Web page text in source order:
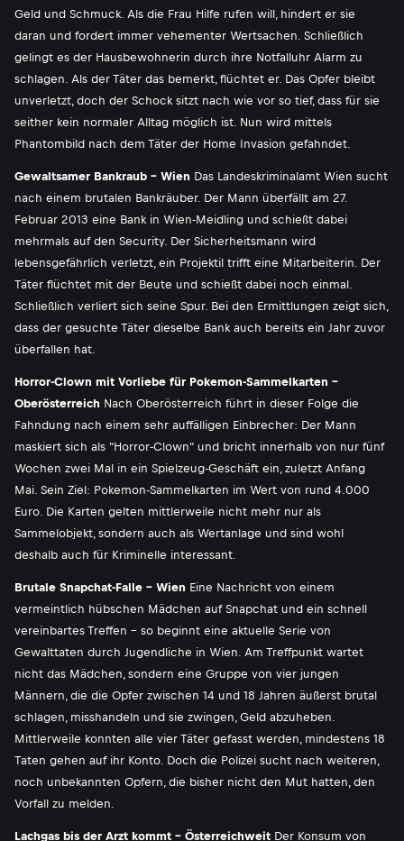
Geld und Schmuck. Als die Frau Hilfe rufen will, hindert er sie
daran und fordert immer vehementer Wertsachen. Schließlich
gelingt es der Hausbewohnerin durch ihre Notfalluhr Alarm zu
schlagen. Als der Täter das bemerkt, flüchtet er. Das Opfer bleibt
unverletzt, doch der Schock sitzt nach wie vor so tief, dass für sie
seither kein normaler Alltag möglich ist. Nun wird mittels
Phantombild nach dem Täter der Home Invasion gefahndet.
Gewaltsamer Bankraub - Wien Das Landeskriminalamt Wien sucht
nach einem brutalen Bankräuber. Der Mann überfällt am 27.
Februar 2013 eine Bank in Wien-Meidling und schießt dabei
mehrmals auf den Security. Der Sicherheitsmann wird
lebensgefährlich verletzt, ein Projektil trifft eine Mitarbeiterin. Der
Täter flüchtet mit der Beute und schießt dabei noch einmal.
Schließlich verliert sich seine Spur. Bei den Ermittlungen zeigt sich,
dass der gesuchte Täter dieselbe Bank auch bereits ein Jahr zuvor
überfallen hat.
Horror-Clown mit Vorliebe für Pokemon-Sammelkarten -
Oberösterreich Nach Oberösterreich führt in dieser Folge die
Fahndung nach einem sehr auffälligen Einbrecher: Der Mann
maskiert sich als "Horror-Clown" und bricht innerhalb von nur fünf
Wochen zwei Mal in ein Spielzeug-Geschäft ein, zuletzt Anfang
Mai. Sein Ziel: Pokemon-Sammelkarten im Wert von rund 4.000
Euro. Die Karten gelten mittlerweile nicht mehr nur als
Sammelobjekt, sondern auch als Wertanlage und sind wohl
deshalb auch für Kriminelle interessant.
Brutale Snapchat-Falle - Wien Eine Nachricht von einem
vermeintlich hübschen Mädchen auf Snapchat und ein schnell
vereinbartes Treffen - so beginnt eine aktuelle Serie von
Gewalttaten durch Jugendliche in Wien. Am Treffpunkt wartet
nicht das Mädchen, sondern eine Gruppe von vier jungen
Männern, die die Opfer zwischen 14 und 18 Jahren äußerst brutal
schlagen, misshandeln und sie zwingen, Geld abzuheben.
Mittlerweile konnten alle vier Täter gefasst werden, mindestens 18
Taten gehen auf ihr Konto. Doch die Polizei sucht nach weiteren,
noch unbekannten Opfern, die bisher nicht den Mut hatten, den
Vorfall zu melden.
Lachgas bis der Arzt kommt - Österreichweit Der Konsum von